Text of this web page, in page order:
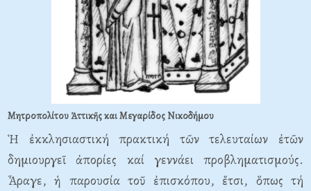
Μητροπολίτου Ἀττικῆς και Μεγαρίδος Νικοδήμου
Ἡ ἐκκλησιαστική πρακτική τῶν τελευταίων ἐτῶν
δημιουργεῖ ἀπορίες καί γεννάει προβληματισμούς.
Ἆραγε, ἡ παρουσία τοῦ ἐπισκόπου, ἔτσι, ὅπως τή